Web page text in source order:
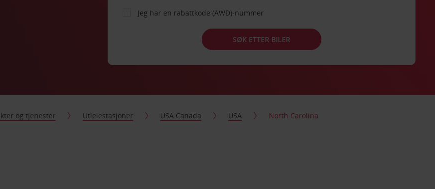
Jeg har en rabattkode (AWD)-nummer
SØK ETTER BILER
og tjenester Utleiestasjoner USA Canada USA North Carolina